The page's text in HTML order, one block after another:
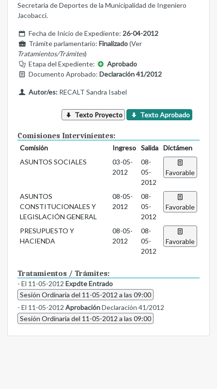
Secretaría de Deportes de la Municipalidad de Ingeniero
Jacobacci.
Fecha de Inicio de Expediente: 26-04-2012
Trámite parlamentario: Finalizado(Ver
Tratamientos/Trámites)
Etapa del Expediente:
Aprobado
Documento Aprobado: Declaración 41/2012
Autor/es:RECALT Sandra Isabel
Texto Proyecto Texto Aprobado
Comisiones Intervinientes:
Comisión Ingreso Salida
Dictámen
ASUNTOS SOCIALES
03-05-
2012
08-
05-
2012
Favorable
ASUNTOS
CONSTITUCIONALES Y
LEGISLACIÓN GENERAL
08-05-
2012
08-
05-
2012
Favorable
PRESUPUESTO Y
HACIENDA
08-05-
2012
08-
05-
2012
Favorable
Tratamientos / Trámites:
- El 11-05-2012 Expdte Entrado
Sesión Ordinaria del 11-05-2012 a las 09:00
- El 11-05-2012 AprobaciónDeclaración 41/2012
Sesión Ordinaria del 11-05-2012 a las 09:00